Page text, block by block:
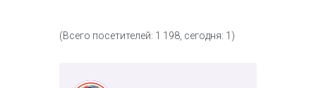
(Всего посетителей: 1 198, сегодня: 1)